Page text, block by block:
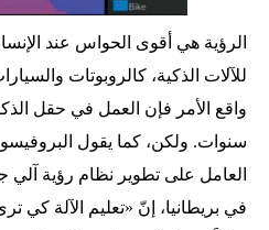
الرؤية هي أقوى الحواس عند
للآلات الذكية، كالروبوتات
واقع الأمر فإن العمل في حقل
سنوات. ولكن، كما يقول
العامل على تطوير نظام رؤية آلي
في بريطانيا، إنّ «تعليم الآلة كي